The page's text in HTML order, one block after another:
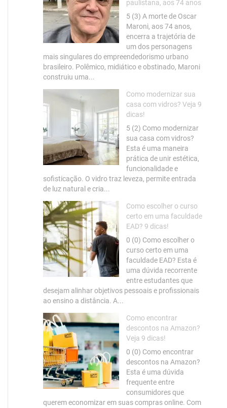
paulistana, aos 74 anos
5 (3) A morte de Oscar
Maroni, aos 74 anos,
encerra a trajetória de
um dos personagens
mais singulares do empreendedorismo urbano
brasileiro. Polêmico, midiático e obstinado, Maroni
construiu uma...
Como modernizar sua
casa com vidros? Veja 9
dicas!
5 (2) Como modernizar
sua casa com vidros?
Esta é uma maneira
prática de unir estética,
funcionalidade e
sofisticação. O vidro traz leveza, permite entrada
de luz natural e cria...
Como escolher o curso
certo em uma faculdade
EAD? 9 dicas!
0 (0) Como escolher o
curso certo em uma
faculdade EAD? Esta é
uma dúvida recorrente
entre estudantes que
desejam alinhar objetivos pessoais e profissionais
ao ensino a distância. A...
Como encontrar
descontos na Amazon?
Veja 9 dicas!
0 (0) Como encontrar
descontos na Amazon?
Esta é uma dúvida
frequente entre
consumidores que
querem economizar em suas compras online. Com